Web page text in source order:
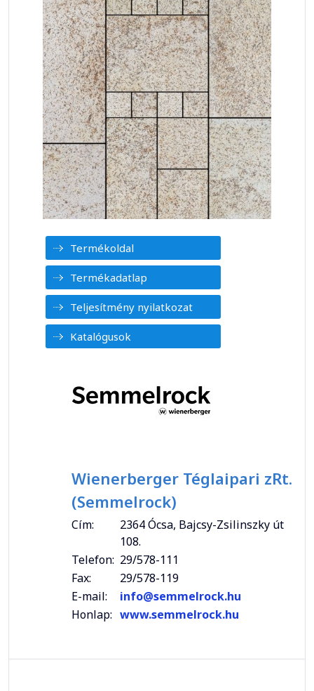
Termékoldal
Termékadatlap
Teljesítmény nyilatkozat
Katalógusok
Wienerberger Téglaipari zRt.
(Semmelrock)
Cím:
2364 Ócsa, Bajcsy-Zsilinszky út
108.
Telefon: 29/578-111
Fax:
29/578-119
E-mail:
info@semmelrock.hu
Honlap: www.semmelrock.hu